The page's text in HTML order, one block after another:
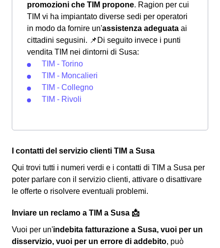
promozioni che TIM propone. Ragion per cui
TIM vi ha impiantato diverse sedi per operatori
in modo da fornire un'assistenza adeguata ai
cittadini segusini. 📌Di seguito invece i punti
vendita TIM nei dintorni di Susa:
TIM - Torino
TIM - Moncalieri
TIM - Collegno
TIM - Rivoli
I contatti del servizio clienti TIM a Susa
Qui trovi tutti i numeri verdi e i contatti di TIM a Susa per
poter parlare con il servizio clienti, attivare o disattivare
le offerte o risolvere eventuali problemi.
Inviare un reclamo a TIM a Susa 📩
Vuoi per un'indebita fatturazione a Susa, vuoi per un
disservizio, vuoi per un errore di addebito, può